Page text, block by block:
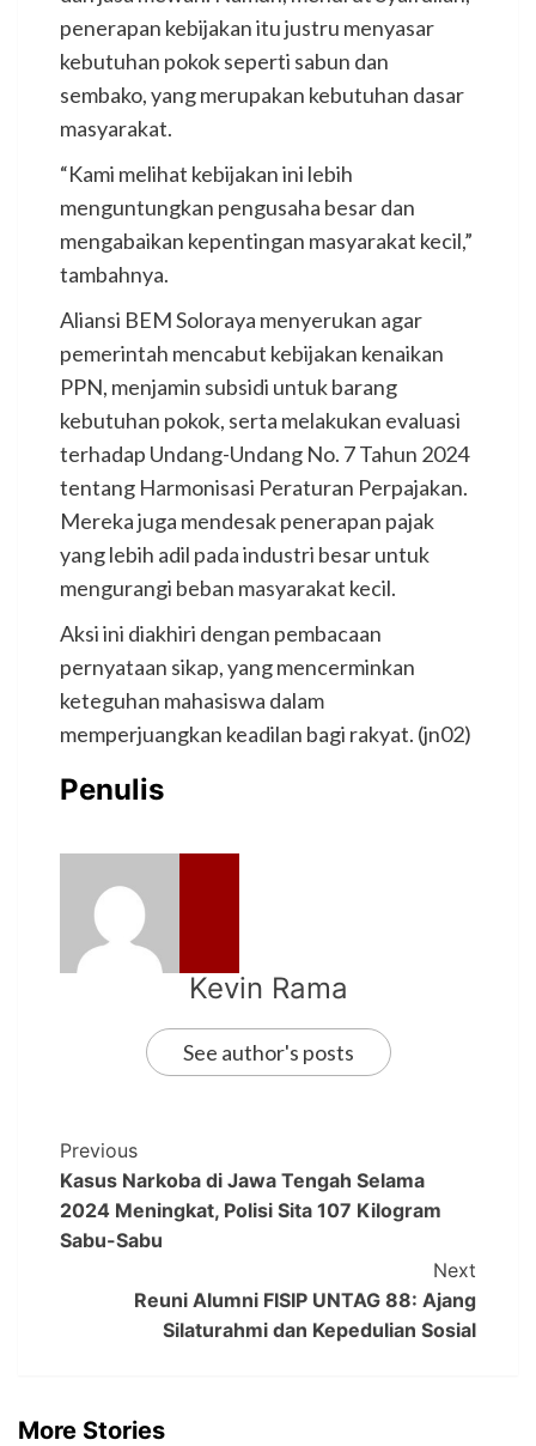
penerapan kebijakan itu justru menyasar
kebutuhan pokok seperti sabun dan
sembako, yang merupakan kebutuhan dasar
masyarakat.
“Kami melihat kebijakan ini lebih
menguntungkan pengusaha besar dan
mengabaikan kepentingan masyarakat kecil,”
tambahnya.
Aliansi BEM Soloraya menyerukan agar
pemerintah mencabut kebijakan kenaikan
PPN, menjamin subsidi untuk barang
kebutuhan pokok, serta melakukan evaluasi
terhadap Undang-Undang No. 7 Tahun 2024
tentang Harmonisasi Peraturan Perpajakan.
Mereka juga mendesak penerapan pajak
yang lebih adil pada industri besar untuk
mengurangi beban masyarakat kecil.
Aksi ini diakhiri dengan pembacaan
pernyataan sikap, yang mencerminkan
keteguhan mahasiswa dalam
memperjuangkan keadilan bagi rakyat. (jn02)
Penulis
Kevin Rama
See author's posts
Previous
Kasus Narkoba di Jawa Tengah Selama
2024 Meningkat, Polisi Sita 107 Kilogram
Sabu-Sabu
Next
Reuni Alumni FISIP UNTAG 88: Ajang
Silaturahmi dan Kepedulian Sosial
More Stories